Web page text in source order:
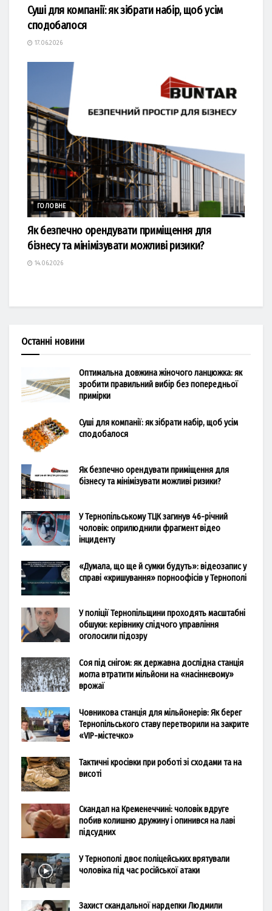
Суші для компанії: як зібрати набір, щоб усім
сподобалося
17.06.2026
ГОЛОВНЕ
Як безпечно орендувати приміщення для
бізнесу та мінімізувати можливі ризики?
14.06.2026
Останні новини
Оптимальна довжина жіночого ланцюжка: як
зробити правильний вибір без попередньої
примірки
Суші для компанії: як зібрати набір, щоб усім
сподобалося
Як безпечно орендувати приміщення для
бізнесу та мінімізувати можливі ризики?
У Тернопільському ТЦК загинув 46-річний
чоловік: оприлюднили фрагмент відео
інциденту
«Думала, що ще й сумки будуть»: відеозапис у
справі «кришування» порноофісів у Тернополі
У поліції Тернопільщини проходять масштабні
обшуки: керівнику слідчого управління
оголосили підозру
Соя під снігом: як державна дослідна станція
могла втратити мільйони на «насіннєвому»
врожаї
Човникова станція для мільйонерів: Як берег
Тернопільського ставу перетворили на закрите
«VIP-містечко»
Тактичні кросівки при роботі зі сходами та на
висоті
Скандал на Кременеччині: чоловік вдруге
побив колишню дружину і опинився на лаві
підсудних
У Тернополі двоє поліцейських врятували
чоловіка під час російської атаки
Захист скандальної нардепки Людмили